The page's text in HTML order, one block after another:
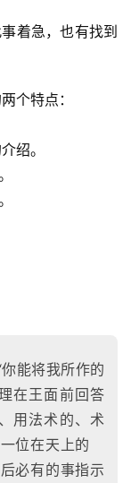
着急，也有找到
个特点：
绍。
能将我所作的
在王面前回答
用法术的、术
位在天上的
必有的事指示